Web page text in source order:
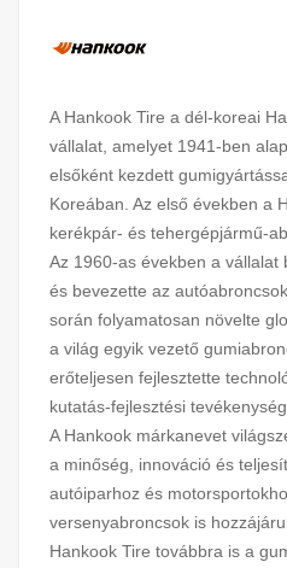
A Hankook Tire a dél-koreai
vállalat, amelyet 1941-ben
elsőként kezdett
Koreában. Az első években a
kerékpár- és tehergépjármű-
Az 1960-as években a
és bevezette az
során folyamatosan növelte
a világ egyik vezető
erőteljesen fejlesztette
kutatás-fejlesztési
A Hankook márkanevet
a minőség, innováció és
autóiparhoz és
versenyabroncsok is
Hankook Tire továbbra is a